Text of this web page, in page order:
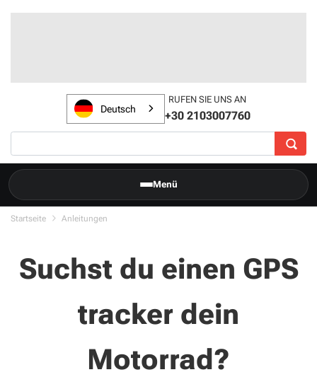
Deutsch
RUFEN SIE UNS AN
+30 2103007760
Menü
Startseite Anleitungen
Suchst du einen GPS
tracker dein
Motorrad?